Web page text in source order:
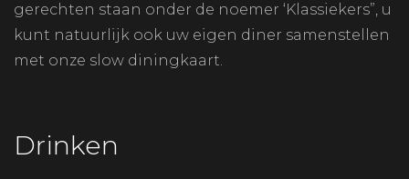
gerechten staan onder de noemer ‘Klassiekers”, u
kunt natuurlijk ook uw eigen diner samenstellen
met onze slow diningkaart.
Drinken